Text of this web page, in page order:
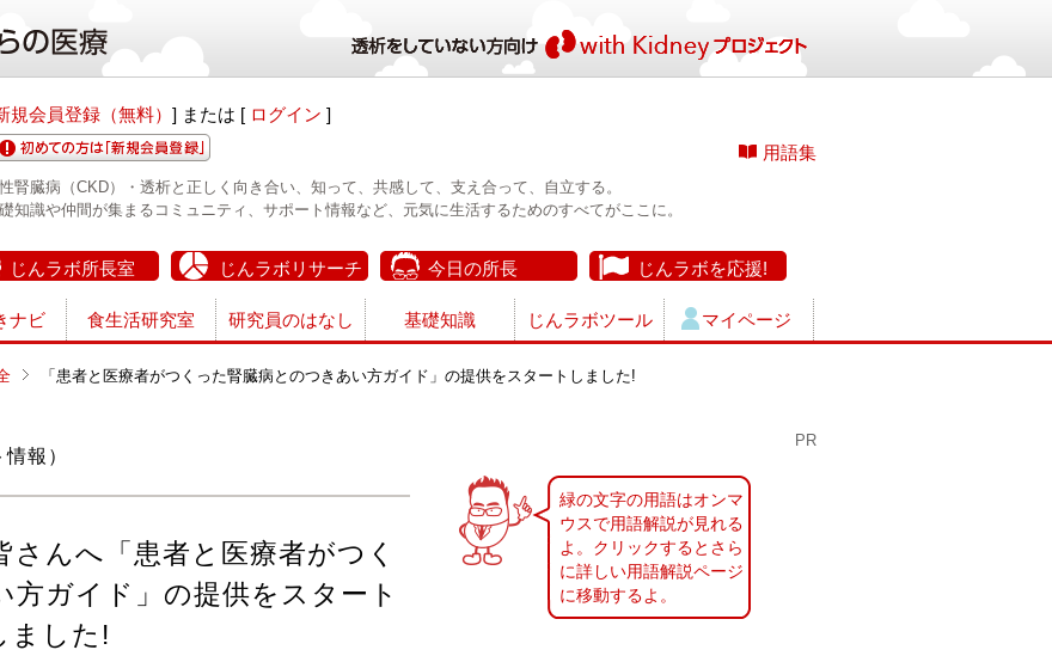
規会員登録（無料） ] または [ ログイン ]
用語集
腎臓病（CKD）・透析と正しく向き合い、知って、共感して、支え合って、自立する。
知識や仲間が集まるコミュニティ、サポート情報など、元気に生活するためのすべてがここに。
じんラボ所長室 じんラボリサーチ 今日の所長 じんラボを応援!
ナビ 食生活研究室 研究員のはなし 基礎知識 じんラボツール マイページ
「患者と医療者がつくった腎臓病とのつきあい方ガイド」の提供をスタートしました!
情報）
んへ「患者と医療者がつく
方ガイド」の提供をスタート
ました!
PR
緑の文字の用語はオンマ
ウスで用語解説が見れる
よ。クリックするとさら
に詳しい用語解説ページ
に移動するよ。